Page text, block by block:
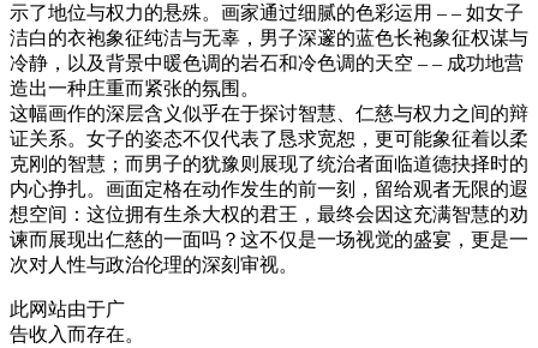
示了地位与权力的悬殊。画家通过细腻的色彩运用 – – 如女子
洁白的衣袍象征纯洁与无辜，男子深邃的蓝色长袍象征权谋与
冷静，以及背景中暖色调的岩石和冷色调的天空 – – 成功地营
造出一种庄重而紧张的氛围。
这幅画作的深层含义似乎在于探讨智慧、仁慈与权力之间的辩
证关系。女子的姿态不仅代表了恳求宽恕，更可能象征着以柔
克刚的智慧；而男子的犹豫则展现了统治者面临道德抉择时的
内心挣扎。画面定格在动作发生的前一刻，留给观者无限的遐
想空间：这位拥有生杀大权的君王，最终会因这充满智慧的劝
谏而展现出仁慈的一面吗？这不仅是一场视觉的盛宴，更是一
次对人性与政治伦理的深刻审视。
此网站由于广
告收入而存在。